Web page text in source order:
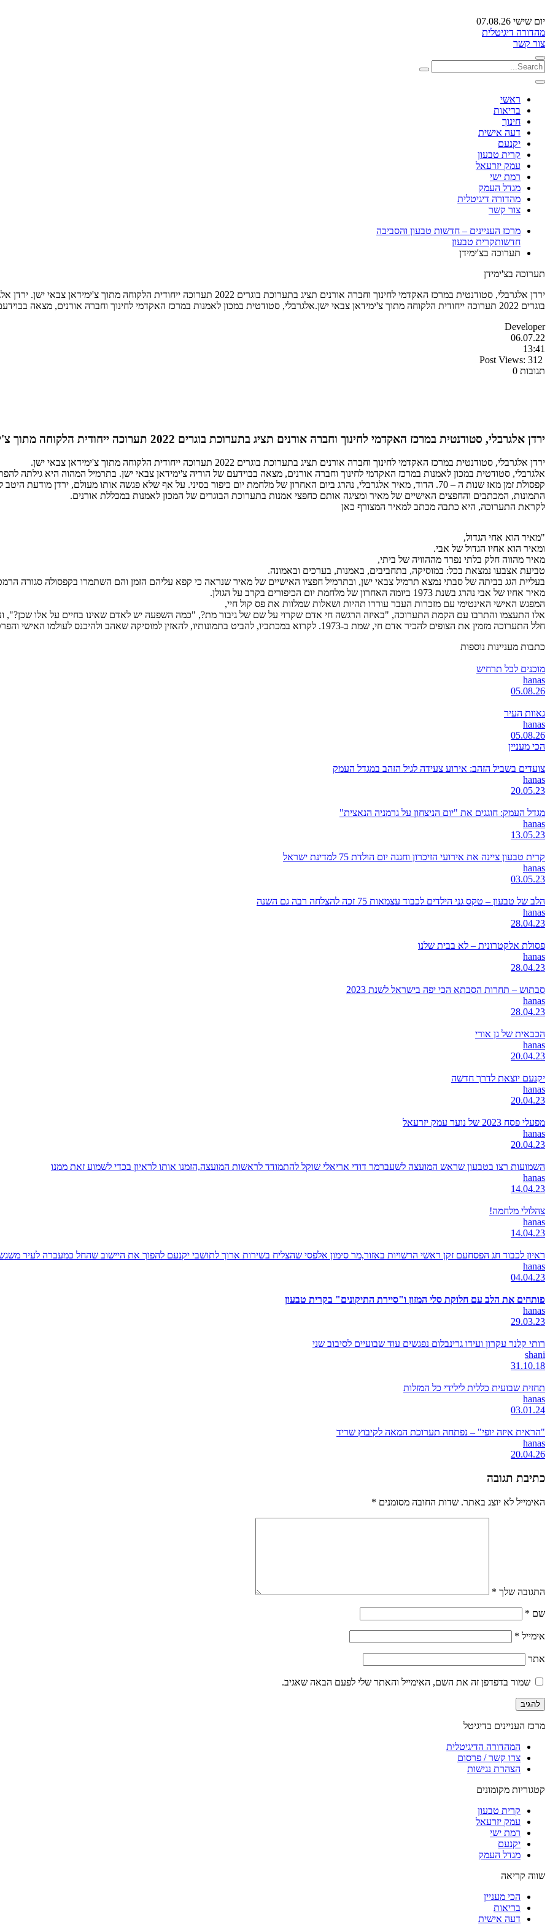
יום שישי 07.08.26
מהדורה דיגיטלית
צור קשר
ראשי
בריאות
חינוך
דעה אישית
יקנעם
קרית טבעון
עמק יזרעאל
רמת ישי
מגדל העמק
מהדורה דיגיטלית
צור קשר
מרכז העניינים – חדשות טבעון והסביבה
חדשותקרית טבעון
תערוכה בצ'ימידן
תערוכה בצ'ימידן
ירדן אלגרבלי, סטודנטית במרכז האקדמי לחינוך וחברה אורנים תציג בתערוכת בוגרים 2022
בוגרים 2022 תערוכה ייחודית הלקוחה מתוך צ'ימידאן צבאי ישן.אלגרבלי, סטודטית במכון לאמנות במרכז האקדמי לחינוך וחברה אורנים, מצאה בבוידעם של הוריה צ'ימידאן צבאי ישן. בתרמיל המהוה […]
Developer
06.07.22
13:41
Post Views: 312
תגובות 0
ירדן אלגרבלי, סטודנטית במרכז האקדמי לחינוך וחברה אורנים תציג בתערוכת בוגרים 2022 תערוכה ייחודית הלקוחה מתוך צ'ימידאן צבאי ישן.
ירדן אלגרבלי, סטודנטית במרכז האקדמי לחינוך וחברה אורנים תציג בתערוכת בוגרים 2022 תערוכה ייחודית הלקוחה מתוך צ'ימידאן צבאי ישן.
אלגרבלי, סטודטית במכון לאמנות במרכז האקדמי לחינוך וחברה אורנים, מצאה בבוידעם של הוריה צ'ימידאן צבאי ישן. בתרמיל המהוה היא
קפסולת זמן מאז שנות ה – 70. הדוד, מאיר אלגרבלי, נהרג ביום האחרון של מלחמת יום כיפור בסיני. על אף שלא פגשה אותו מעולם,
התמונות, המכתבים והחפצים האישיים של מאיר ומציגה אותם כחפצי אמנות בתערוכת הבוגרים של המכון לאמנות במכללת אורנים.
לקראת התערוכה, היא כתבה מכתב למאיר המצורף כאן
"מאיר הוא אחי הגדול,
ומאיר הוא אחיו הגדול של אבי.
מאיר מהווה חלק בלתי נפרד מההוויה של ביתי,
טביעת אצבעו נמצאת בכל: במוסיקה, בתחביבים, באמנות, בערכים ובאמונה.
בעליית הגג בביתה של סבתי נמצא תרמיל צבאי ישן, ובתרמיל חפציו האישיים של מאיר שנראה כי קפא עליהם הזמן והם השתמרו בקפסולה סגורה
מאיר אחיו של אבי נהרג בשנת 1973 ביומה האחרון של מלחמת יום הכיפורים בקרב על הגולן.
המפגש האישי האינטימי עם מזכרות העבר עוררו תהיות ושאלות שמלוות את פס קול חיי,
אלו התעצמו והתרבו עם הקמת התערוכה, "באיזה הרגשה חי אדם שקרוי על שם של גיבור מת?, "כמה השפעה יש לאדם שאינו בחיים על אלו שכן?",
חלל התערוכה מזמין את הצופים להכיר אדם חי, שמת ב-1973. לקרוא במכתביו, להביט בתמונותיו, להאזין למוסיקה שאהב ולהיכנס לעולמו האישי והפרטי ללא רשותו, אל מול עולמו של מאיר אחי תוך רשות מלאה".
כתבות מעניינות נוספות
מוכנים לכל תרחיש
hanas
05.08.26
גאוות העיר
hanas
05.08.26
הכי מעניין
צועדים בשביל הזהב: אירוע צעידה לגיל הזהב במגדל העמק
hanas
20.05.23
מגדל העמק: חוגגים את "יום הניצחון על גרמניה הנאצית"
hanas
13.05.23
קרית טבעון ציינה את אירועי הזיכרון וחגגה יום הולדת 75 למדינת ישראל
hanas
03.05.23
הלב של טבעון – טקס גני הילדים לכבוד עצמאות 75 זכה להצלחה רבה גם השנה
hanas
28.04.23
פסולת אלקטרונית – לא בבית שלנו
hanas
28.04.23
סבתוש – תחרות הסבתא הכי יפה בישראל לשנת 2023
hanas
28.04.23
הכבאית של גן אורי
hanas
20.04.23
יקנעם יוצאת לדרך חדשה
hanas
20.04.23
מפעלי פסח 2023 של נוער עמק יזרעאל
hanas
20.04.23
השמועות רצו בטבעון שראש המועצה לשעברמר דודי אריאלי שוקל להתמודד לראשות המועצה,הזמנו אותו לראיון בכדי לשמוע זאת ממנו
hanas
14.04.23
צהלולי מלחמה!
hanas
14.04.23
ראיון לכבוד חג הפסחעם זקן ראשי הרשויות באזור,מר סימון אלפסי שהצליח בשירות ארוך לתושבי יקנעם להפוך את היישוב שהחל כמעברה לעיר
hanas
04.04.23
פותחים את הלב עם חלוקת סלי המזון ו"סיירת התיקונים" בקרית טבעון
hanas
29.03.23
רותי קלנר עקרון ועידו גרינבלום נפגשים עוד שבועיים לסיבוב שני
shani
31.10.18
תחזית שבועית כללית לילידי כל המזלות
hanas
03.01.24
"הראית איזה יופי" – נפתחה תערוכת המאה לקיבוץ שריד
hanas
20.04.26
כתיבת תגובה
האימייל לא יוצג באתר. שדות החובה מסומנים *
התגובה שלך *
שם *
אימייל *
אתר
שמור בדפדפן זה את השם, האימייל והאתר שלי לפעם הבאה שאגיב.
מרכז העניינים בדיגיטל
המהדורה הדיגיטלית
צרו קשר / פרסום
הצהרת נגישות
קטגוריות מקומונים
קרית טבעון
עמק יזרעאל
רמת ישי
יקנעם
מגדל העמק
שווה קריאה
הכי מעניין
בריאות
דעה אישית